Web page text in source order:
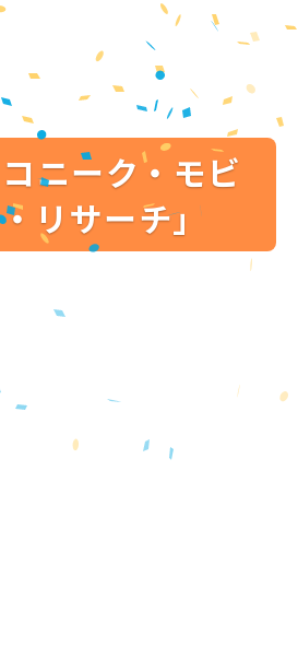
ニーク・モビ
リサーチ」